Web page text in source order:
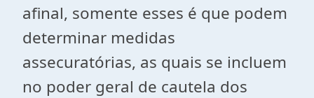
afinal, somente esses é que podem
determinar medidas
assecuratórias, as quais se incluem
no poder geral de cautela dos